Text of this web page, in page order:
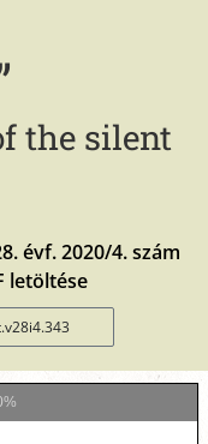
the silent
évf. 2020/4. szám
letöltése